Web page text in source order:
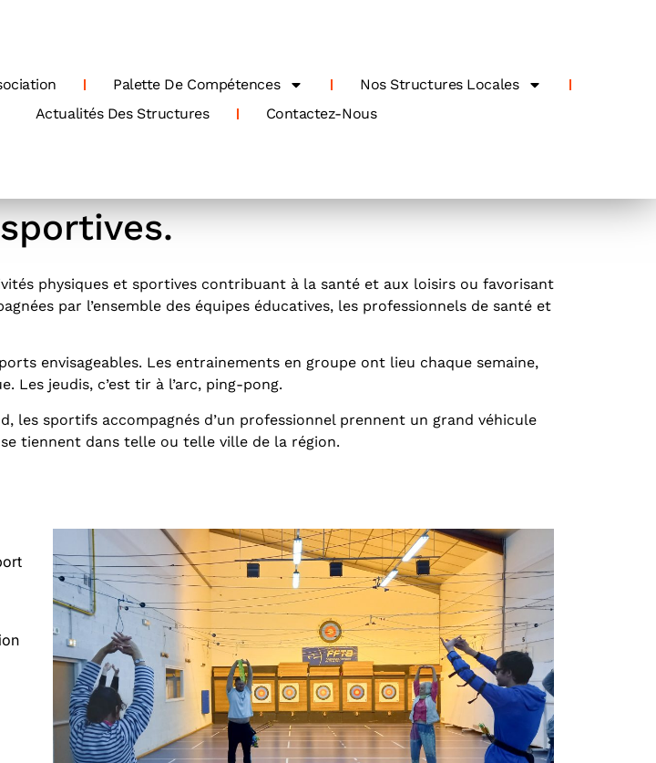
Palette De Compétences
Nos Structures Locales
Actualités Des Structures
Contactez-Nous
physiques et sportives contribuant à la santé et aux loisirs ou favorisant
par l’ensemble des équipes éducatives, les professionnels de santé et
envisageables. Les entrainements en groupe ont lieu chaque semaine,
Les jeudis, c’est tir à l’arc, ping-pong.
les sportifs accompagnés d’un professionnel prennent un grand véhicule
tiennent dans telle ou telle ville de la région.